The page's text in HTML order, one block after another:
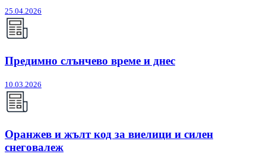
25.04.2026
Предимно слънчево време и днес
10.03.2026
Оранжев и жълт код за виелици и силен
снеговалеж